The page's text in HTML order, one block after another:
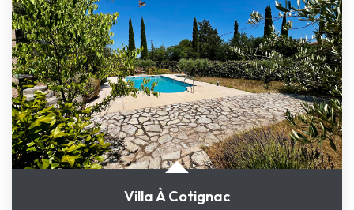
Villa À Cotignac